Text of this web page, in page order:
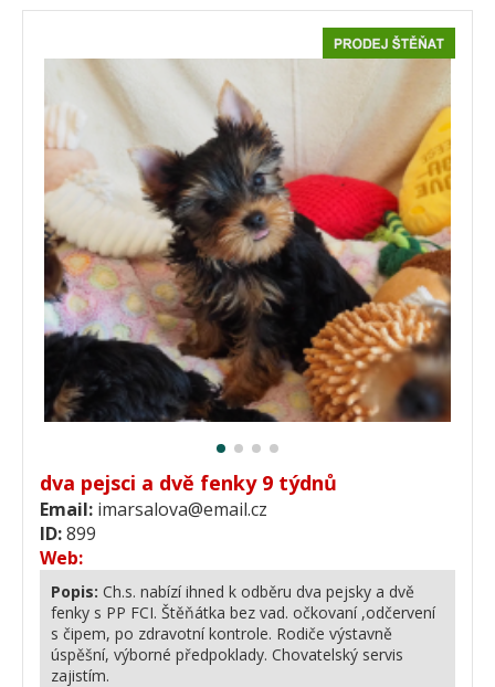
dva pejsci a dvě fenky 9 týdnů
Email: imarsalova@email.cz
ID:899
Web:
Popis: Ch.s. nabízí ihned k odběru dva pejsky a dvě
fenky s PP FCI. Štěňátka bez vad. očkovaní ,odčervení
s čipem, po zdravotní kontrole. Rodiče výstavně
úspěšní, výborné předpoklady. Chovatelský servis
zajistím.